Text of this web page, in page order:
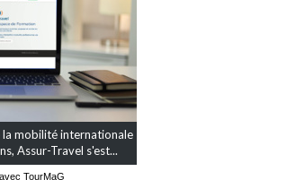
la mobilité internationale
Assur-Travel s'est...